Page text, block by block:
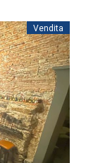
Vendita